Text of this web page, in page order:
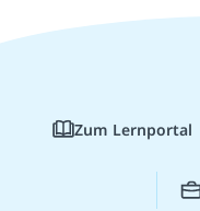
Zum Lernportal